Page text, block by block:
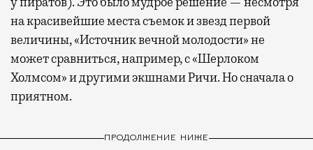
на красивейшие места съемок и звезд первой
величины, «Источник вечной молодости» не
может сравниться, например, с «Шерлоком
Холмсом» и другими экшнами Ричи. Но сначала о
приятном.
ПРОДОЛЖЕНИЕ НИЖЕ